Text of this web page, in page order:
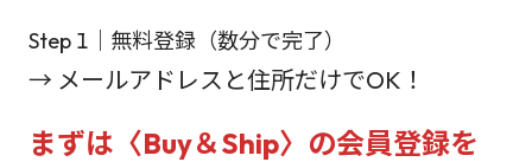
Step 1｜無料登録（数分で完了）
→ メールアドレスと住所だけでOK！
まずは〈Buy＆Ship〉の会員登録を